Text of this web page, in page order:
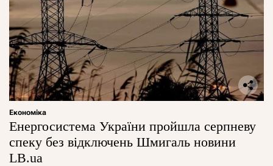
Економіка
Енергосистема України пройшла серпневу
спеку без відключень Шмигаль новини
LB.ua